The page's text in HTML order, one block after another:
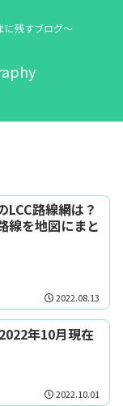
に残すブログ～
LCC路線網は？
線を地図にまと
2022.08.13
年10月現在
2022.10.01